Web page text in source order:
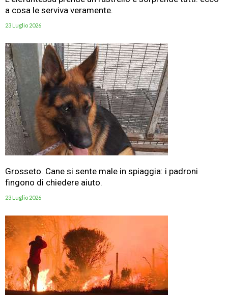
a cosa le serviva veramente.
23 Luglio 2026
Grosseto. Cane si sente male in spiaggia: i padroni
fingono di chiedere aiuto.
23 Luglio 2026